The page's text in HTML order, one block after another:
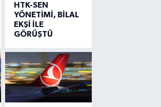
HTK-SEN
YÖNETİMİ, BİLAL
EKŞİ İLE
GÖRÜŞTÜ